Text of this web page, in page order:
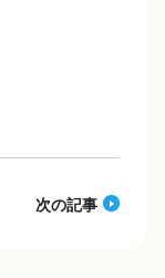
次の記事